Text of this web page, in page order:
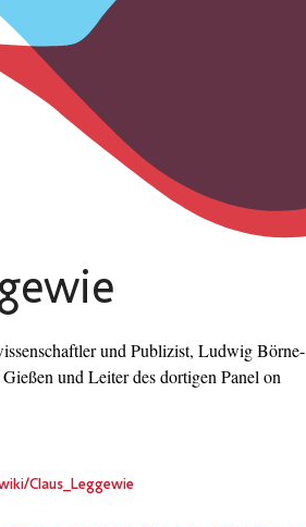
und Publizist, Ludwig Börne-
und Leiter des dortigen Panel on
Claus_Leggewie